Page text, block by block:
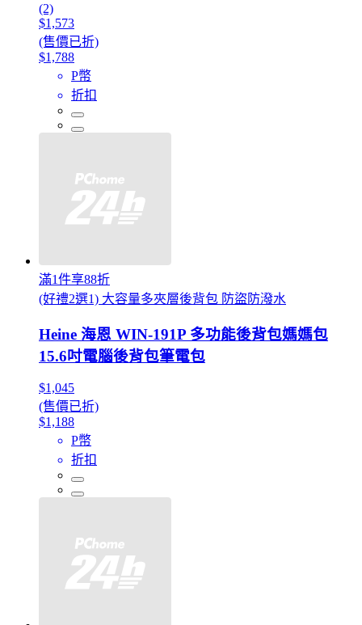
(2)
$1,573
(售價已折)
$1,788
P幣
折扣
滿1件享88折
(好禮2選1) 大容量多夾層後背包 防盜防潑水
Heine 海恩 WIN-191P 多功能後背包媽媽包
15.6吋電腦後背包筆電包
$1,045
(售價已折)
$1,188
P幣
折扣